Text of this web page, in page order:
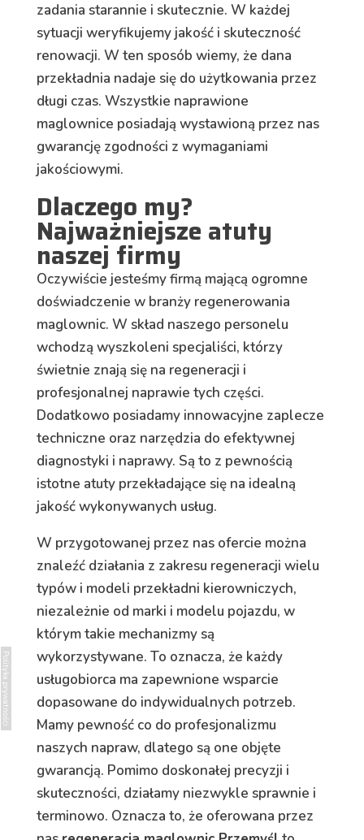
zadania starannie i skutecznie. W każdej
sytuacji weryfikujemy jakość i skuteczność
renowacji. W ten sposób wiemy, że dana
przekładnia nadaje się do użytkowania przez
długi czas. Wszystkie naprawione
maglownice posiadają wystawioną przez nas
gwarancję zgodności z wymaganiami
jakościowymi.
Dlaczego my?
Najważniejsze atuty
naszej firmy
Oczywiście jesteśmy firmą mającą ogromne
doświadczenie w branży regenerowania
maglownic. W skład naszego personelu
wchodzą wyszkoleni specjaliści, którzy
świetnie znają się na regeneracji i
profesjonalnej naprawie tych części.
Dodatkowo posiadamy innowacyjne zaplecze
techniczne oraz narzędzia do efektywnej
diagnostyki i naprawy. Są to z pewnością
istotne atuty przekładające się na idealną
jakość wykonywanych usług.
W przygotowanej przez nas ofercie można
znaleźć działania z zakresu regeneracji wielu
typów i modeli przekładni kierowniczych,
niezależnie od marki i modelu pojazdu, w
którym takie mechanizmy są
wykorzystywane. To oznacza, że każdy
usługobiorca ma zapewnione wsparcie
dopasowane do indywidualnych potrzeb.
Mamy pewność co do profesjonalizmu
naszych napraw, dlatego są one objęte
gwarancją. Pomimo doskonałej precyzji i
skuteczności, działamy niezwykle sprawnie i
terminowo. Oznacza to, że oferowana przez
Polityka prywatności